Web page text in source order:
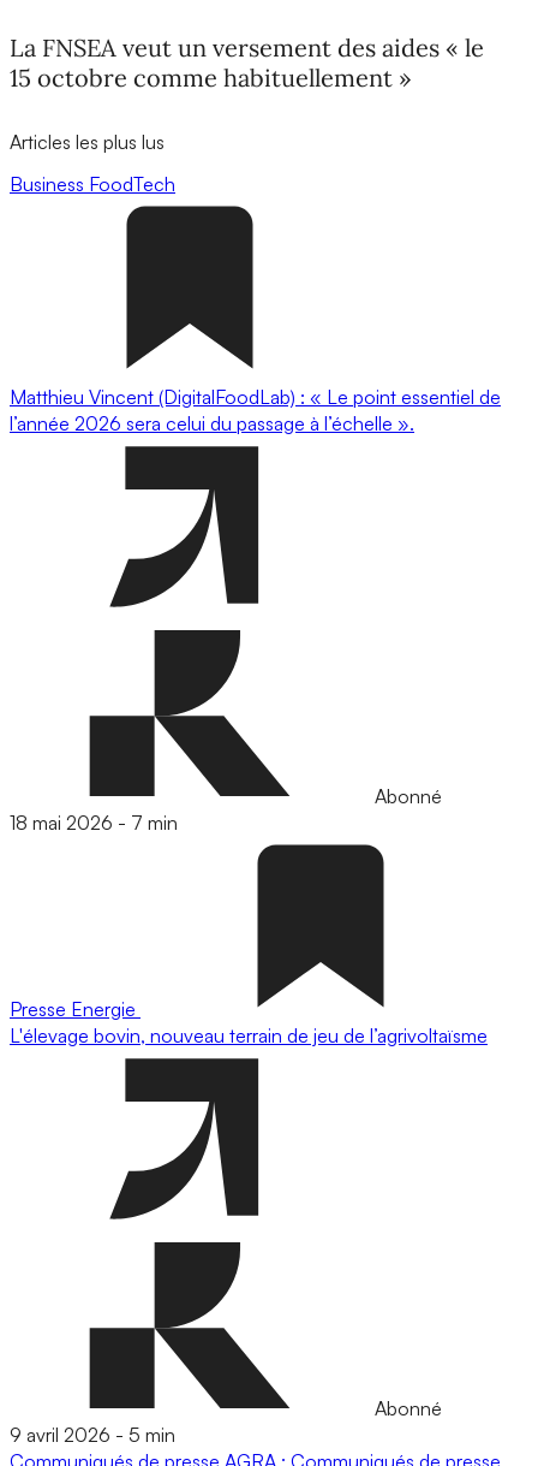
La FNSEA veut un versement des aides « le
15 octobre comme habituellement »
Articles les plus lus
Business FoodTech
Matthieu Vincent (DigitalFoodLab) : « Le point essentiel de
l’année 2026 sera celui du passage à l’échelle ».
Abonné
18 mai 2026 - 7 min
Presse Energie
L'élevage bovin, nouveau terrain de jeu de l’agrivoltaïsme
Abonné
9 avril 2026 - 5 min